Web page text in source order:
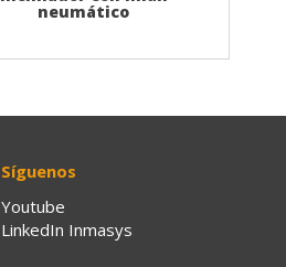
neumático
Síguenos
Youtube
LinkedIn Inmasys